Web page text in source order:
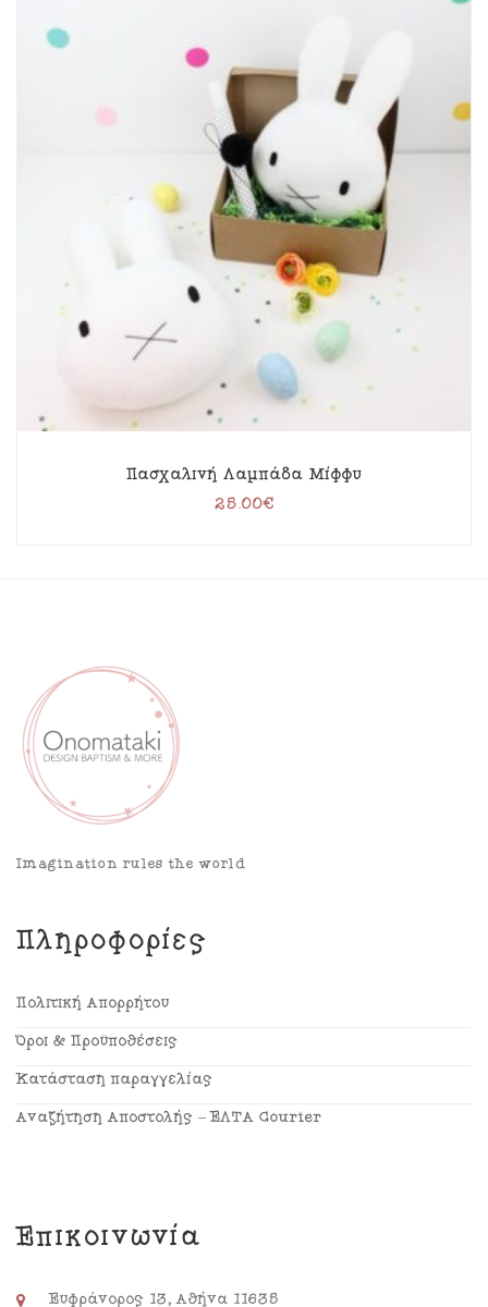
Πασχαλινή Λαμπάδα Μίφφυ
25.00€
Imagination rules the world
Πληροφορίες
Πολιτική Απορρήτου
Όροι & Προϋποθέσεις
Κατάσταση παραγγελίας
Αναζήτηση Αποστολής – ΕΛΤΑ Courier
Επικοινωνία
Ευφράνορος 13, Αθήνα 11635